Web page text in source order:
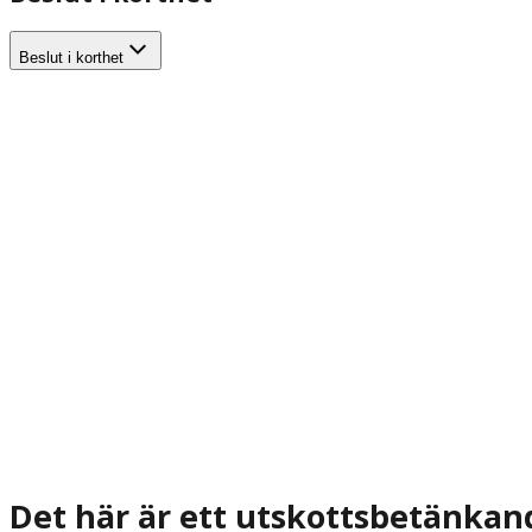
Beslut i korthet
Det här är ett